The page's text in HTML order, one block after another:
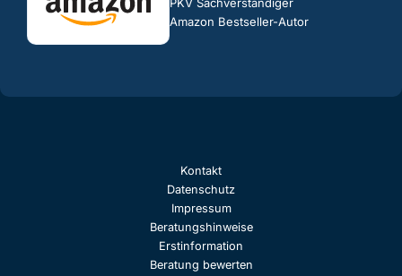
Amazon Bestseller-Autor
Kontakt
Datenschutz
Impressum
Beratungshinweise
Erstinformation
Beratung bewerten